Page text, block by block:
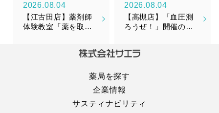
2026.08.04
【江古田店】薬剤師
体験教室「薬を取り
2026.08.04
【高槻店】「血圧測
ろうぜ！」開催のお
薬局を探す
企業情報
サスティナビリティ